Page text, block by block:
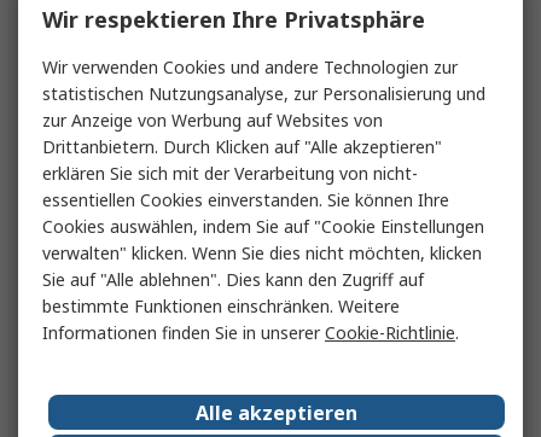
Wir respektieren Ihre Privatsphäre
Wir verwenden Cookies und andere Technologien zur
statistischen Nutzungsanalyse, zur Personalisierung und
zur Anzeige von Werbung auf Websites von
Drittanbietern. Durch Klicken auf "Alle akzeptieren"
erklären Sie sich mit der Verarbeitung von nicht-
essentiellen Cookies einverstanden. Sie können Ihre
Cookies auswählen, indem Sie auf "Cookie Einstellungen
verwalten" klicken. Wenn Sie dies nicht möchten, klicken
Sie auf "Alle ablehnen". Dies kann den Zugriff auf
bestimmte Funktionen einschränken. Weitere
Informationen finden Sie in unsererCookie-Richtlinie.
Alle akzeptieren